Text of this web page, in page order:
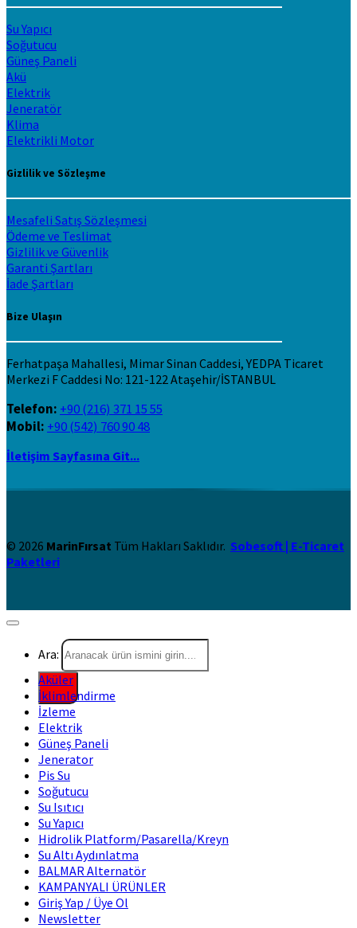
Su Yapıcı
Soğutucu
Güneş Paneli
Akü
Elektrik
Jeneratör
Klima
Elektrikli Motor
Gizlilik ve Sözleşme
Mesafeli Satış Sözleşmesi
Ödeme ve Teslimat
Gizlilik ve Güvenlik
Garanti Şartları
İade Şartları
Bize Ulaşın
Ferhatpaşa Mahallesi, Mimar Sinan Caddesi, YEDPA Ticaret
Merkezi F Caddesi No: 121-122 Ataşehir/İSTANBUL
Telefon: +90 (216) 371 15 55
Mobil: +90 (542) 760 90 48
İletişim Sayfasına Git...
© 2026 MarinFırsat Tüm Hakları Saklıdır. Sobesoft | E-Ticaret
Paketleri
Ara:
Aküler
İklimlendirme
İzleme
Elektrik
Güneş Paneli
Jenerator
Pis Su
Soğutucu
Su Isıtıcı
Su Yapıcı
Hidrolik Platform/Pasarella/Kreyn
Su Altı Aydınlatma
BALMAR Alternatör
KAMPANYALI ÜRÜNLER
Giriş Yap / Üye Ol
Newsletter